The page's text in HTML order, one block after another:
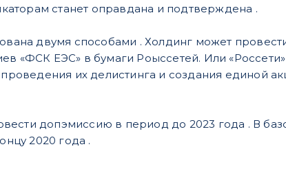
станет оправдана и подтверждена .
двумя способами . Холдинг может
«ФСК ЕЭС» в бумаги Роыссетей. Или «Россети»
их делистинга и создания единой
допэмиссию в период до 2023 года . В
2020 года .